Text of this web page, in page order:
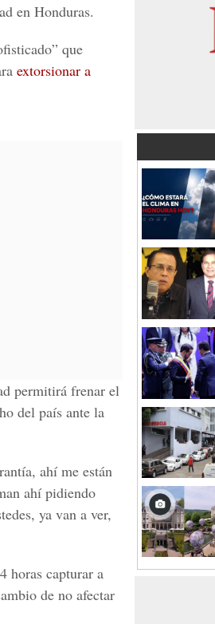
en Honduras.
que
extorsionar a
permitirá frenar el
del país ante la
ahí me están
ahí pidiendo
ya van a ver,
horas capturar a
de no afectar